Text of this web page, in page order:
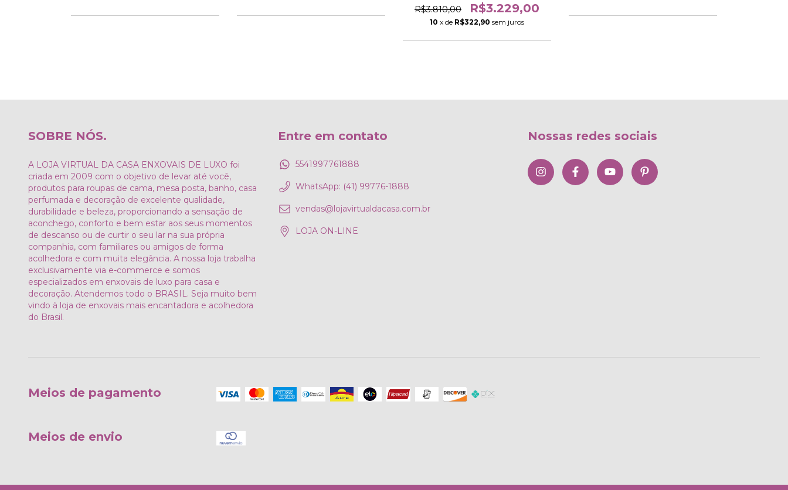
bordadas em percal 300 no fio
egípcio
R$3.810,00 R$3.229,00
10 x de R$322,90 sem juros
SOBRE NÓS.
A LOJA VIRTUAL DA CASA ENXOVAIS DE LUXO foi
criada em 2009 com o objetivo de levar até você,
produtos para roupas de cama, mesa posta, banho, casa
perfumada e decoração de excelente qualidade,
durabilidade e beleza, proporcionando a sensação de
aconchego, conforto e bem estar aos seus momentos
de descanso ou de curtir o seu lar na sua própria
companhia, com familiares ou amigos de forma
acolhedora e com muita elegância. A nossa loja trabalha
exclusivamente via e-commerce e somos
especializados em enxovais de luxo para casa e
decoração. Atendemos todo o BRASIL. Seja muito bem
vindo à loja de enxovais mais encantadora e acolhedora
do Brasil.
Entre em contato
5541997761888
WhatsApp: (41) 99776-1888
vendas@lojavirtualdacasa.com.br
LOJA ON-LINE
Nossas redes sociais
Meios de pagamento
Meios de envio